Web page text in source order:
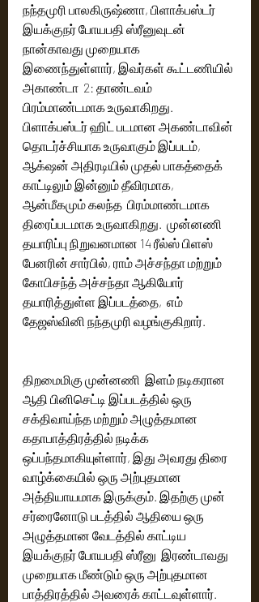
நந்தமுரி பாலகிருஷ்ணா, பிளாக்பஸ்டர்
இயக்குநர் போயபதி ஸ்ரீனுவுடன்
நான்காவது முறையாக
இணைந்துள்ளார், இவர்கள் கூட்டணியில்
அகாண்டா  2: தாண்டவம்
பிரம்மாண்டமாக உருவாகிறது.
பிளாக்பஸ்டர் ஹிட் படமான அகண்டாவின்
தொடர்ச்சியாக உருவாகும் இப்படம்,
ஆக்‌ஷன் அதிரடியில் முதல் பாகத்தைக்
காட்டிலும் இன்னும் தீவிரமாக,
ஆன்மீகமும் கலந்த  பிரம்மாண்டமாக
திரைப்படமாக உருவாகிறது.  முன்னணி
தயாரிப்பு நிறுவனமான 14 ரீல்ஸ் பிளஸ்
பேனரின் சார்பில், ராம் அச்சந்தா மற்றும்
கோபிசந்த் அச்சந்தா ஆகியோர்
தயாரித்துள்ள இப்படத்தை,  எம்
தேஜஸ்வினி நந்தமுரி வழங்குகிறார்.
திறமைமிகு முன்னணி  இளம் நடிகரான
ஆதி பினிசெட்டி இப்படத்தில் ஒரு
சக்திவாய்ந்த மற்றும் அழுத்தமான
கதாபாத்திரத்தில் நடிக்க
ஒப்பந்தமாகியுள்ளார், இது அவரது திரை
வாழ்க்கையில் ஒரு அற்புதமான
அத்தியாயமாக இருக்கும். இதற்கு முன்
சர்ரைனோடு படத்தில் ஆதியை ஒரு
அழுத்தமான வேடத்தில் காட்டிய
இயக்குநர் போயபதி ஸ்ரீனு  இரண்டாவது
முறையாக மீண்டும் ஒரு அற்புதமான
பாத்திரத்தில் அவரைக் காட்டவுள்ளார்.